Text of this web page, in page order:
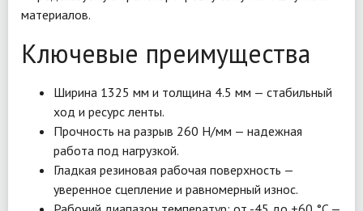
материалов.
Ключевые преимущества
Ширина 1325 мм и толщина 4.5 мм — стабильный
ход и ресурс ленты.
Прочность на разрыв 260 Н/мм — надежная
работа под нагрузкой.
Гладкая резиновая рабочая поверхность —
уверенное сцепление и равномерный износ.